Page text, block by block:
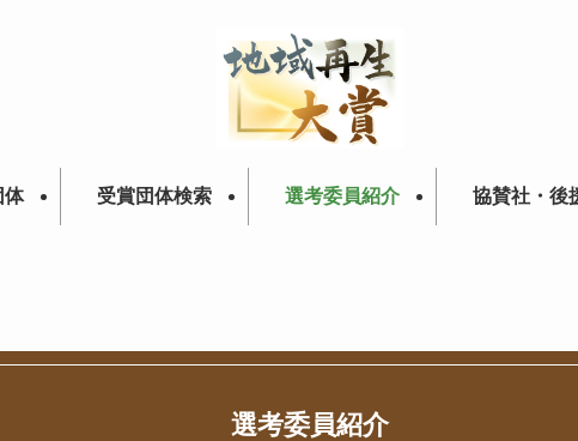
体 受賞団体検索 選考委員紹介 協賛社・後
選考委員紹介